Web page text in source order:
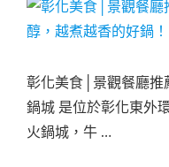
彰化美食│景觀餐廳推
鍋城 是位於彰化東外
火鍋城，牛 …